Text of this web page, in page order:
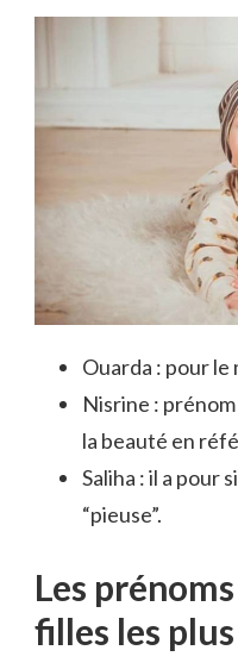
Ouarda : pour le
Nisrine :
la beauté en
Saliha : il a pour
“pieuse”.
Les
filles les